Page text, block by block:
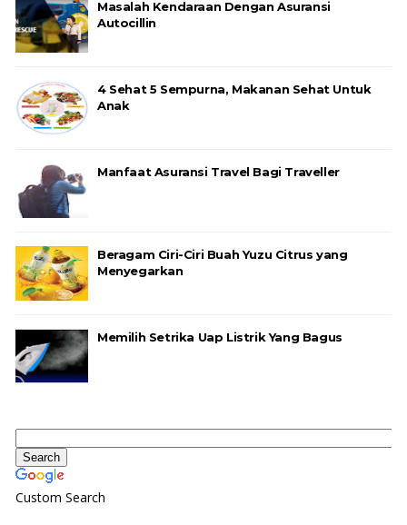
Masalah Kendaraan Dengan Asuransi
Autocillin
4 Sehat 5 Sempurna, Makanan Sehat Untuk
Anak
Manfaat Asuransi Travel Bagi Traveller
Beragam Ciri-Ciri Buah Yuzu Citrus yang
Menyegarkan
Memilih Setrika Uap Listrik Yang Bagus
Custom Search